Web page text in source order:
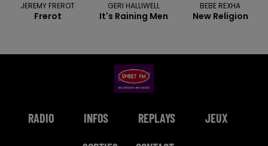
JEREMY FREROT
Frerot
GERI HALLIWELL
It's Raining Men
BEBE REXHA
New Religion
RADIO INFOS REPLAYS JEUX